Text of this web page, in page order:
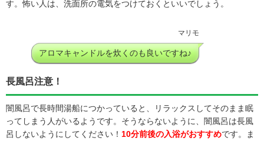
す。怖い人は、洗面所の電気をつけておくといいでしょう。
マリモ
アロマキャンドルを炊くのも良いですね♪
長風呂注意！
闇風呂で長時間湯船につかっていると、リラックスしてそのまま眠
ってしまう人がいるようです。そうならないように、闇風呂は長風
呂しないようにしてください！ 10分前後の入浴がおすすめです。ま